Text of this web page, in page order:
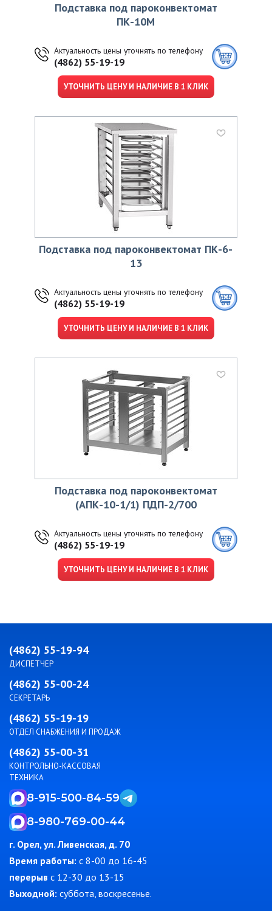
Подставка под пароконвектомат
ПК-10М
Актуальность цены уточнять по телефону
(4862) 55-19-19
УТОЧНИТЬ ЦЕНУ И НАЛИЧИЕ В 1 КЛИК
Подставка под пароконвектомат ПК-6-
13
Актуальность цены уточнять по телефону
(4862) 55-19-19
УТОЧНИТЬ ЦЕНУ И НАЛИЧИЕ В 1 КЛИК
Подставка под пароконвектомат
(АПК-10-1/1) ПДП-2/700
Актуальность цены уточнять по телефону
(4862) 55-19-19
УТОЧНИТЬ ЦЕНУ И НАЛИЧИЕ В 1 КЛИК
(4862) 55-19-94
ДИСПЕТЧЕР
(4862) 55-00-24
СЕКРЕТАРЬ
(4862) 55-19-19
ОТДЕЛ СНАБЖЕНИЯ И ПРОДАЖ
(4862) 55-00-31
КОНТРОЛЬНО-КАССОВАЯ
ТЕХНИКА
8-915-500-84-59
8-980-769-00-44
г. Орел, ул. Ливенская, д. 70
Время работы: c 8-00 до 16-45
перерыв с 12-30 до 13-15
Выходной: суббота, воскресенье.